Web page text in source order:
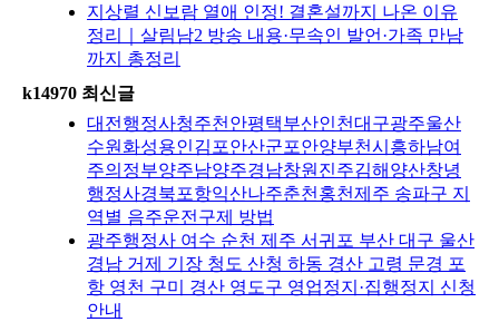
지상렬 신보람 열애 인정! 결혼설까지 나온 이유
정리｜살림남2 방송 내용·무속인 발언·가족 만남
까지 총정리
k14970 최신글
대전행정사청주천안평택부산인천대구광주울산
수원화성용인김포안산군포안양부천시흥하남여
주의정부양주남양주경남창원진주김해양산창녕
행정사경북포항익산나주춘천홍천제주 송파구 지
역별 음주운전구제 방법
광주행정사 여수 순천 제주 서귀포 부산 대구 울산
경남 거제 기장 청도 산청 하동 경산 고령 문경 포
항 영천 구미 경산 영도구 영업정지·집행정지 신청
안내